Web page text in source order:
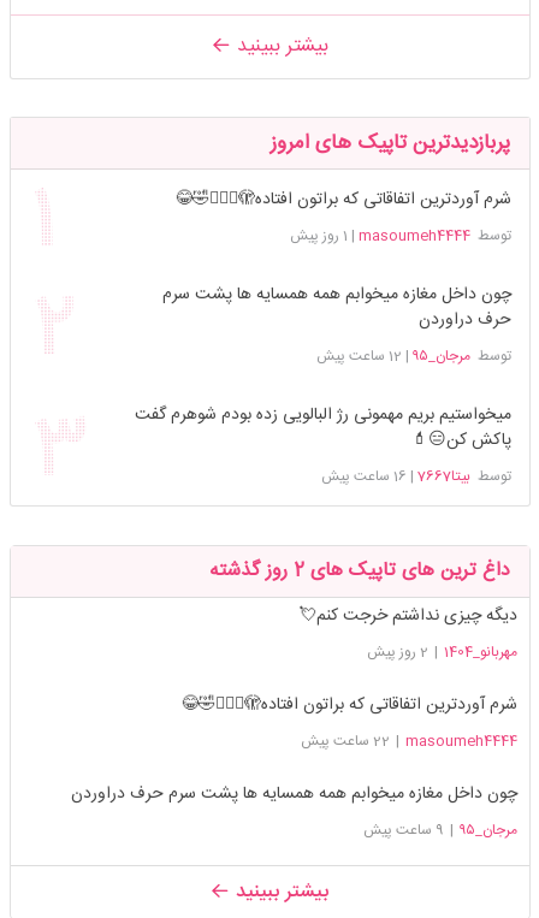
بیشتر ببینید
پربازدیدترین تاپیک های امروز
شرم آوردترین اتفاقاتی که براتون افتاده🫣🤦🏻‍♀️🤣😂
توسطmasoumeh4444
| 1 روز پیش
چون داخل مغازه میخوابم همه همسایه ها پشت سرم
حرف دراوردن
توسطمرجان_۹۵ | 12 ساعت پیش
میخواستیم بریم مهمونی رژ البالویی زده بودم شوهرم گفت
پاکش کن😑💄
توسطبیتا7667 | 16 ساعت پیش
داغ ترین های تاپیک های 2 روز گذشته
دیگه چیزی نداشتم خرجت کنم💘
مهربانو_1404 | 2 روز پیش
شرم آوردترین اتفاقاتی که براتون افتاده🫣🤦🏻‍♀️🤣😂
masoumeh4444
| 22 ساعت پیش
چون داخل مغازه میخوابم همه همسایه ها پشت سرم حرف دراوردن
مرجان_۹۵ | 9 ساعت پیش
بیشتر ببینید